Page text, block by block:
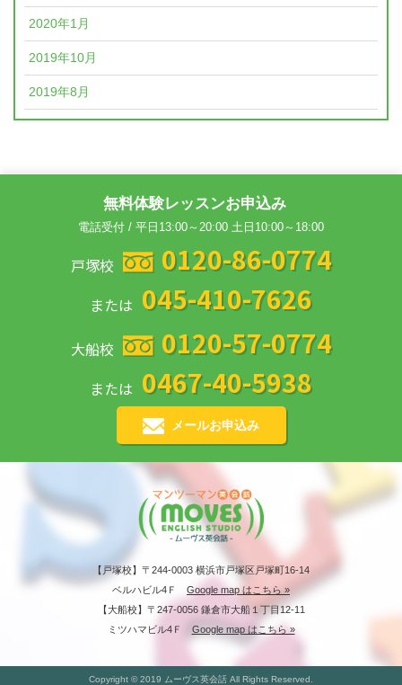
2020年1月
2019年10月
2019年8月
無料体験レッスンお申込み
電話受付 / 平日13:00～20:00 土日10:00～18:00
戸塚校 0120-86-0774
または 045-410-7626
大船校 0120-57-0774
または 0467-40-5938
メールお申込み
【戸塚校】〒244-0003 横浜市戸塚区戸塚町16-14
ベルハビル4Ｆ Google map はこちら »
【大船校】〒247-0056 鎌倉市大船１丁目12-11
ミツハマビル4Ｆ Google map はこちら »
Copyright © 2019 ムーヴス英会話 All Rights Reserved.